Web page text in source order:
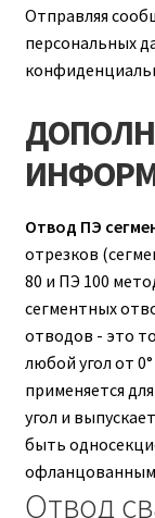
Отправляя
персональных
Отвод ПЭ
отрезков
80 и ПЭ 100
сегментных
отводов - это
любой угол от
применяется
угол и
быть
Отвод